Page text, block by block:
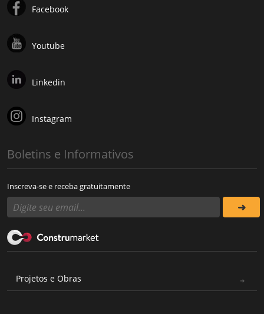
Facebook
Youtube
Linkedin
Instagram
Boletins e Informativos
Inscreva-se e receba gratuitamente
Projetos e Obras